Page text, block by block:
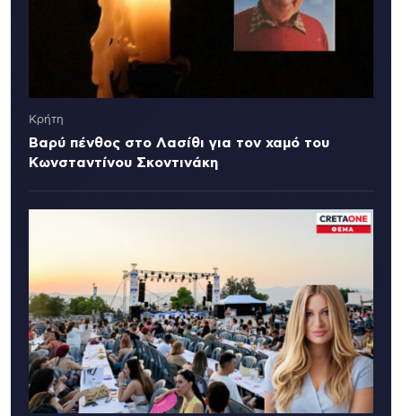
Κρήτη
Βαρύ πένθος στο Λασίθι για τον χαμό του
Κωνσταντίνου Σκοντινάκη